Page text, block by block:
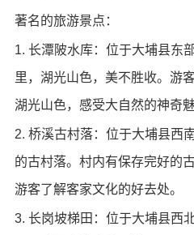
著名的旅游景点：
1. 长潭陂水库：位于大埔县东
里，湖光山色，美不胜收。游
湖光山色，感受大自然的神奇魅
2. 桥溪古村落：位于大埔县西
的古村落。村内有保存完好的
游客了解客家文化的好去处。
3. 长岗坡梯田：位于大埔县西